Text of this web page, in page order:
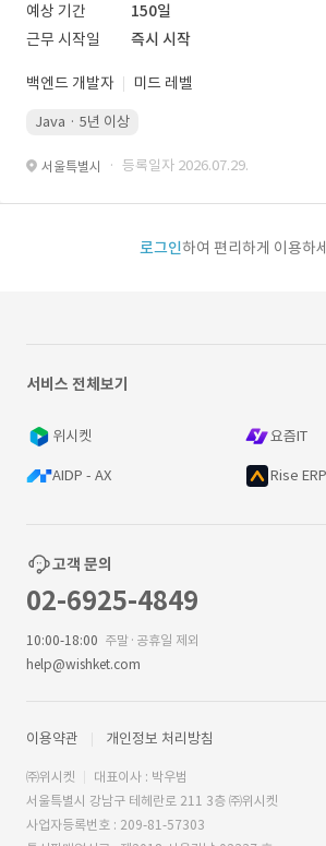
예상 기간
150일
근무 시작일
즉시 시작
백엔드 개발자 미드 레벨
Java · 5년 이상
서울특별시 · 등록일자 2026.07.29.
로그인하여 편리하게 이용하
서비스 전체보기
위시켓 요즘IT
AIDP - AX Rise ERP
고객 문의
02-6925-4849
10:00-18:00 주말·공휴일 제외
help@wishket.com
이용약관 개인정보 처리방침
㈜위시켓
대표이사 : 박우범
서울특별시 강남구 테헤란로 211 3층 ㈜위시켓
사업자등록번호 : 209-81-57303